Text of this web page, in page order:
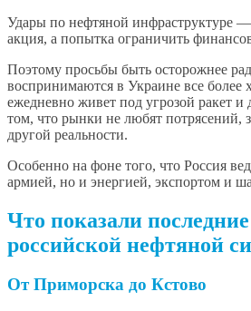
Удары по нефтяной инфраструктуре —
акция, а попытка ограничить
Поэтому просьбы быть осторожнее
воспринимаются в Украине все более
ежедневно живет под угрозой ракет и
том, что рынки не любят потрясений,
другой реальности.
Особенно на фоне того, что Россия
армией, но и энергией, экспортом и
Что показали
российской нефтяной
От Приморска до Кстово